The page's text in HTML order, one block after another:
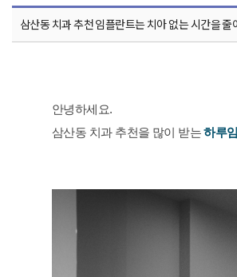
삼산동 치과 추천 임플란트는 치아 없는 시간을
안녕하세요.
삼산동 치과 추천을 많이 받는하루